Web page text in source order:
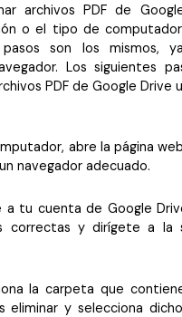
archivos PDF de
o el tipo de
pasos son los mismos,
Los siguientes
PDF de Google Drive
abre la página
navegador adecuado.
a tu cuenta de Google
correctas y dirígete a la
la carpeta que
eliminar y selecciona